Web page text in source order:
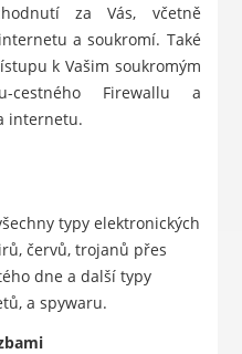
za Vás, včetně
a soukromí. Také
k Vašim soukromým
cestného Firewallu a
internetu.
typy elektronických
červů, trojanů přes
dne a další typy
a spywaru.